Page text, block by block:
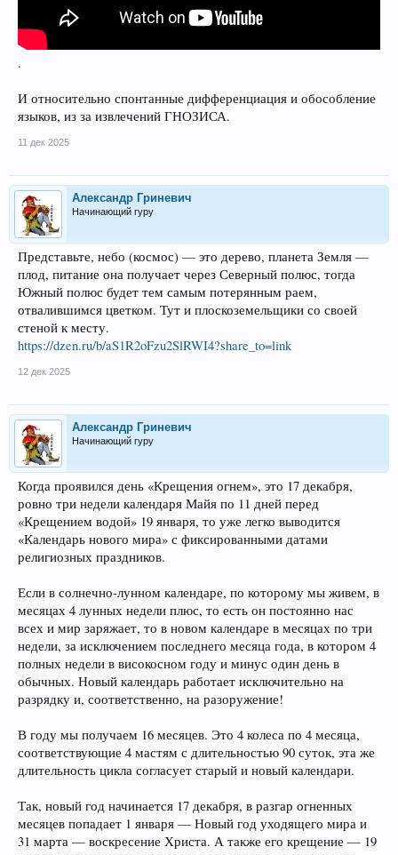
.
И относительно спонтанные дифференциация и обособление
языков, из за извлечений ГНОЗИСА.
11 дек 2025
Александр Гриневич
Начинающий гуру
Представьте, небо (космос) — это дерево, планета Земля —
плод, питание она получает через Северный полюс, тогда
Южный полюс будет тем самым потерянным раем,
отвалившимся цветком. Тут и плоскоземельщики со своей
стеной к месту.
https://dzen.ru/b/aS1R2oFzu2SlRWI4?share_to=link
12 дек 2025
Александр Гриневич
Начинающий гуру
Когда проявился день «Крещения огнем», это 17 декабря,
ровно три недели календаря Майя по 11 дней перед
«Крещением водой» 19 января, то уже легко выводится
«Календарь нового мира» с фиксированными датами
религиозных праздников.
Если в солнечно-лунном календаре, по которому мы живем, в
месяцах 4 лунных недели плюс, то есть он постоянно нас
всех и мир заряжает, то в новом календаре в месяцах по три
недели, за исключением последнего месяца года, в котором 4
полных недели в високосном году и минус один день в
обычных. Новый календарь работает исключительно на
разрядку и, соответственно, на разоружение!
В году мы получаем 16 месяцев. Это 4 колеса по 4 месяца,
соответствующие 4 мастям с длительностью 90 суток, эта же
длительность цикла согласует старый и новый календари.
Так, новый год начинается 17 декабря, в разгар огненных
месяцев попадает 1 января — Новый год уходящего мира и
31 марта — воскресение Христа. А также его крещение — 19